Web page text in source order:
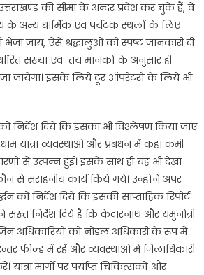
की सीमा के अन्दर प्रवेश कर चुके हैं, वे
के अन्य धार्मिक एवं पर्यटक स्थलों के लिए
भेजा जाय, ऐसे श्रद्धालुओं को स्पष्ट जानकारी दी
संख्या एवं तय मानकों के अनुसार ही
जायेगा। इसके लिये टूर ऑपरेटरों के लिये भी
निर्देश दिये कि इसका भी विश्लेषण किया जाए
यात्रा व्यवस्थाओं और प्रबंधन में कहां कमी
से उत्पन्न हुई। इसके साथ ही यह भी देखा
से सराहनीय कार्य किये गये। उन्होंने अपर
को निर्देश दिये कि इसकी साप्ताहिक रिपोर्ट
सख्त निर्देश दिये है कि केदारनाथ और यमुनोत्री
अधिकारियों को नोडल अधिकारी के रूप में
फील्ड में रहें और व्यवस्थाओं में जिलाधिकारी
मार्गों पर पर्याप्त चिकित्सकों और